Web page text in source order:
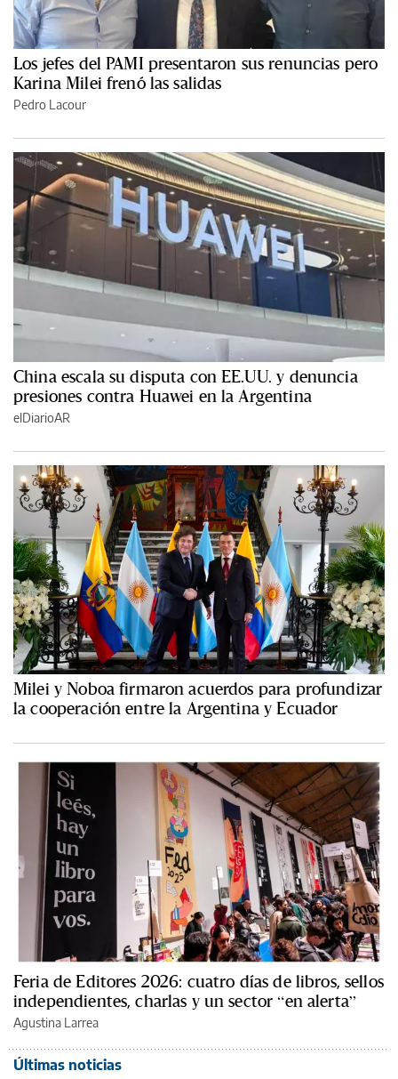
Los jefes del PAMI presentaron sus renuncias pero
Karina Milei frenó las salidas
Pedro Lacour
China escala su disputa con EE.UU. y denuncia
presiones contra Huawei en la Argentina
elDiarioAR
Milei y Noboa firmaron acuerdos para profundizar
la cooperación entre la Argentina y Ecuador
Feria de Editores 2026: cuatro días de libros, sellos
independientes, charlas y un sector “en alerta”
Agustina Larrea
Últimas noticias